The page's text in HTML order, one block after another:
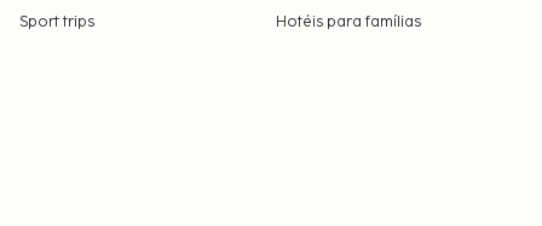
Sport trips Hotéis para famílias